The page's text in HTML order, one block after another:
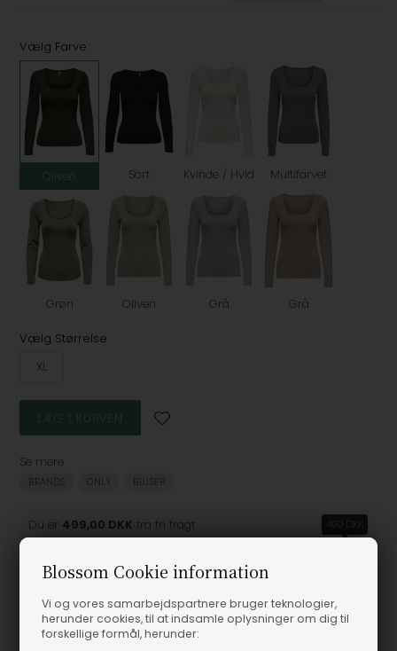
Blossom Cookie information
Vi og vores samarbejdspartnere bruger teknologier,
herunder cookies, til at indsamle oplysninger om dig til
forskellige formål, herunder:
Vælg Farve
Oliven Sort Kvinde / Hvid Multifarvet
Grøn Oliven Grå Grå
Vælg Størrelse
XL
Se mere
BRANDS ONLY BLUSER
Du er 499,00 DKK fra fri fragt 499 DKK
Produktinformation